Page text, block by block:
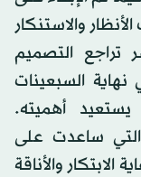
والاستنكار
تراجع التصميم
السبعينات
يستعيد أهميته.
التي ساعدت على
والأناقة